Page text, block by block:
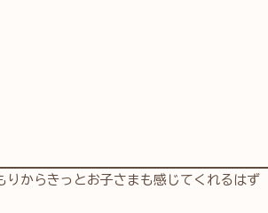
からきっとお子さまも感じてくれるはず